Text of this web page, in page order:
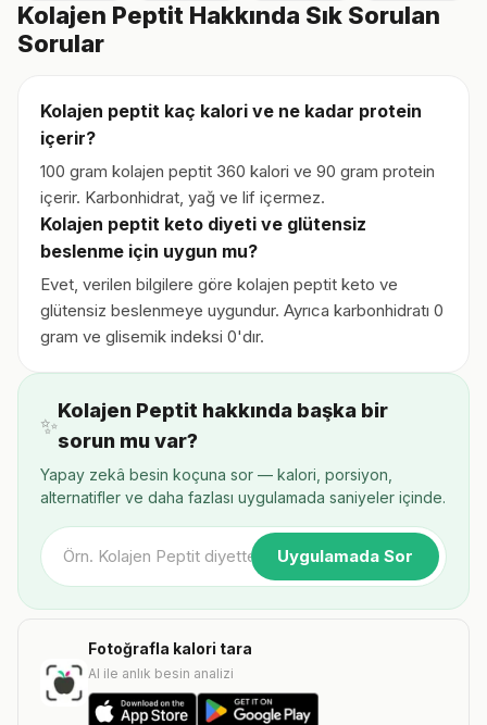
Kolajen Peptit Hakkında Sık Sorulan
Sorular
Kolajen peptit kaç kalori ve ne kadar protein
içerir?
100 gram kolajen peptit 360 kalori ve 90 gram protein
içerir. Karbonhidrat, yağ ve lif içermez.
Kolajen peptit keto diyeti ve glütensiz
beslenme için uygun mu?
Evet, verilen bilgilere göre kolajen peptit keto ve
glütensiz beslenmeye uygundur. Ayrıca karbonhidratı 0
gram ve glisemik indeksi 0'dır.
✨
Kolajen Peptit hakkında başka bir
sorun mu var?
Yapay zekâ besin koçuna sor — kalori, porsiyon,
alternatifler ve daha fazlası uygulamada saniyeler içinde.
Uygulamada Sor
Fotoğrafla kalori tara
AI ile anlık besin analizi